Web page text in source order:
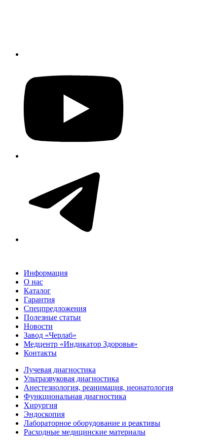
Информация
О нас
Каталог
Гарантия
Спецпредложения
Полезные статьи
Новости
Завод «Черлаб»
Медцентр «Индикатор Здоровья»
Контакты
Лучевая диагностика
Ультразвуковая диагностика
Анестезиология, реанимация, неонатология
Функциональная диагностика
Хирургия
Эндоскопия
Лабораторное оборудование и реактивы
Расходные медицинские материалы